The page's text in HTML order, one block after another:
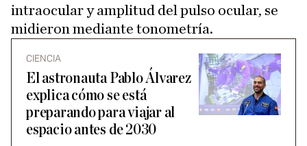
intraocular y amplitud del pulso ocular, se
midieron mediante tonometría.
CIENCIA
El astronauta Pablo Álvarez
explica cómo se está
preparando para viajar al
espacio antes de 2030